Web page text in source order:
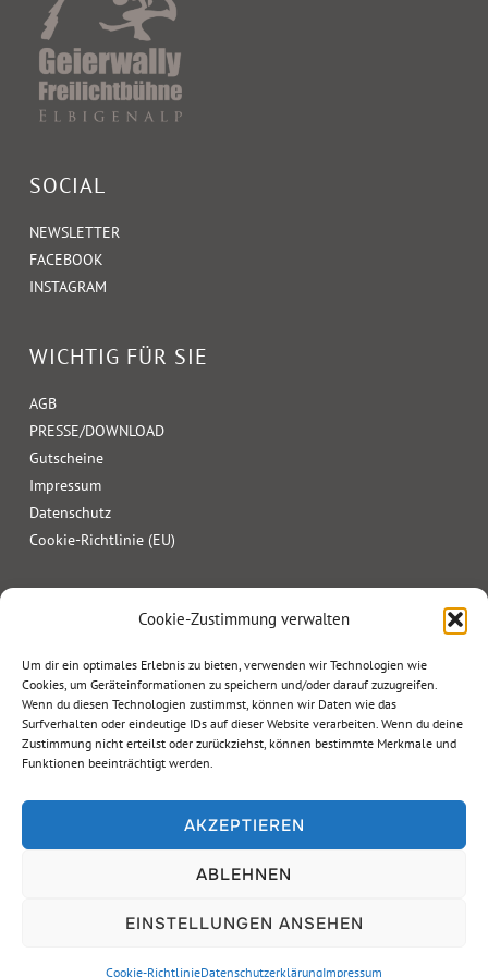
Cookie-Zustimmung verwalten
Um dir ein optimales Erlebnis zu bieten, verwenden wir Technologien wie
Cookies, um Geräteinformationen zu speichern und/oder darauf zuzugreifen.
Wenn du diesen Technologien zustimmst, können wir Daten wie das
Surfverhalten oder eindeutige IDs auf dieser Website verarbeiten. Wenn du deine
Zustimmung nicht erteilst oder zurückziehst, können bestimmte Merkmale und
Funktionen beeinträchtigt werden.
AKZEPTIEREN
ABLEHNEN
EINSTELLUNGEN ANSEHEN
Cookie-RichtlinieDatenschutzerklärungImpressum
SOCIAL
NEWSLETTER
FACEBOOK
INSTAGRAM
WICHTIG FÜR SIE
AGB
PRESSE/DOWNLOAD
Gutscheine
Impressum
Datenschutz
Cookie-Richtlinie (EU)